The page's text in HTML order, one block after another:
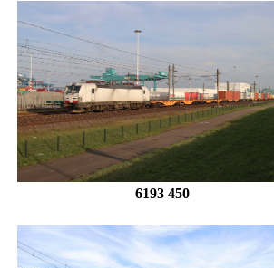
6193 450